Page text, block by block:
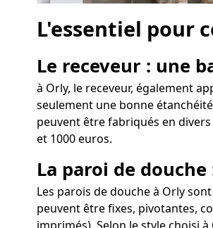
L'essentiel pour
Le receveur : une
à Orly, le receveur, également
seulement une bonne
peuvent être fabriqués en
et 1000 euros.
La paroi de
Les parois de douche à Orly
peuvent être fixes, pivotantes,